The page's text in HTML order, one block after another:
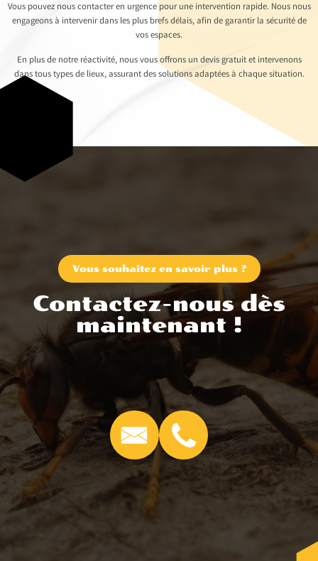
Vous pouvez nous contacter en urgence pour une intervention rapide. Nous nous
engageons à intervenir dans les plus brefs délais, afin de garantir la sécurité de
vos espaces.
En plus de notre réactivité, nous vous offrons un devis gratuit et intervenons
dans tous types de lieux, assurant des solutions adaptées à chaque situation.
Vous souhaitez en savoir plus ?
Contactez-nous dès
maintenant !